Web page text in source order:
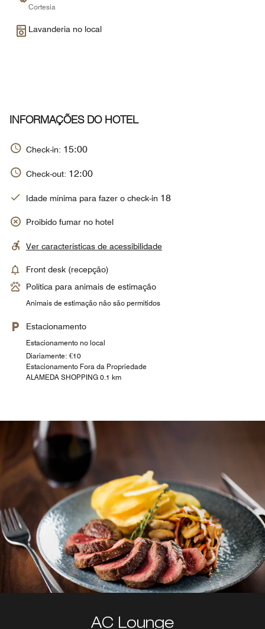
Cortesia
Lavanderia no local
INFORMAÇÕES DO HOTEL
Check-in: 15:00
Check-out: 12:00
Idade mínima para fazer o check-in 18
Proibido fumar no hotel
Ver características de acessibilidade
Front desk (recepção)
Política para animais de estimação
Animais de estimação não são permitidos
Estacionamento
Estacionamento no local
Diariamente: €10
Estacionamento Fora da Propriedade
ALAMEDA SHOPPING 0.1 km
AC Lounge